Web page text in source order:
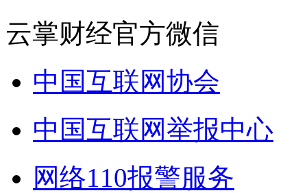
云掌财经官方微信
中国互联网协会
中国互联网举报中心
网络110报警服务